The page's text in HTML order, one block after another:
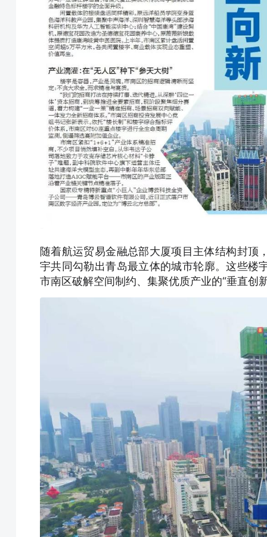
随着航运贸易金融总部大厦项目主体结构封顶
宇共同勾勒出青岛最立体的城市轮廓。这些
市南区破解空间制约、集聚优质产业的“垂直创